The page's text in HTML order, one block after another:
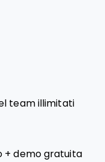
team illimitati
+ demo gratuita